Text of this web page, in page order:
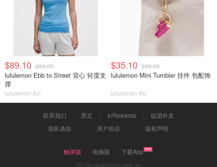
$89.10 $99.00
lululemon Ebb to Street 背心 轻度支
撑
lululemon AU
$35.10 $39.00
lululemon Mini Tumbler 挂件 包配饰
lululemon AU
联系我们 黑五 InRewards
饭团外卖
隐私条款
用户协议 版权声明
触屏版 电脑版
下载App
2019©dealmoon.com.au